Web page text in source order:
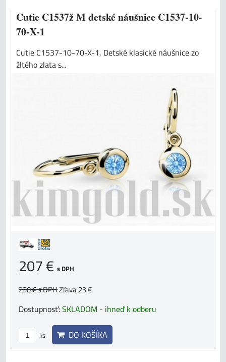
Cutie C1537ž M detské náušnice C1537-10-
70-X-1
Cutie C1537-10-70-X-1, Detské klasické náušnice zo
žltého zlata s...
207 € s DPH
230 €s DPHZľava 23 €
Dostupnosť:SKLADOM - ihneď k odberu
ks DO KOŠÍKA